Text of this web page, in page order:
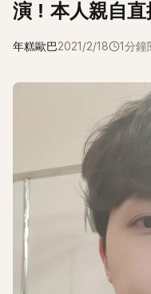
演！本人親自直
年糕歐巴2021/2/18 1分鐘